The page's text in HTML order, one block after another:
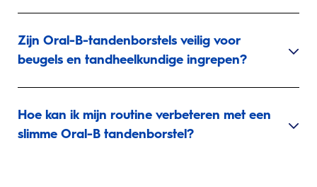
Zijn Oral-B-tandenborstels veilig voor
beugels en tandheelkundige ingrepen?
Hoe kan ik mijn routine verbeteren met een
slimme Oral-B tandenborstel?